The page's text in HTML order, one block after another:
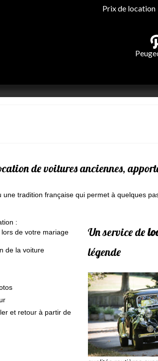
Prix de location
de voitures anciennes,
une tradition française qui permet à quelques
:
de votre mariage
de la voiture
et retour à partir de
Un service de
légende